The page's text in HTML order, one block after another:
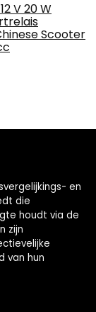
V 20 W
Scooter
en
die
houdt via de
zijn
van hun